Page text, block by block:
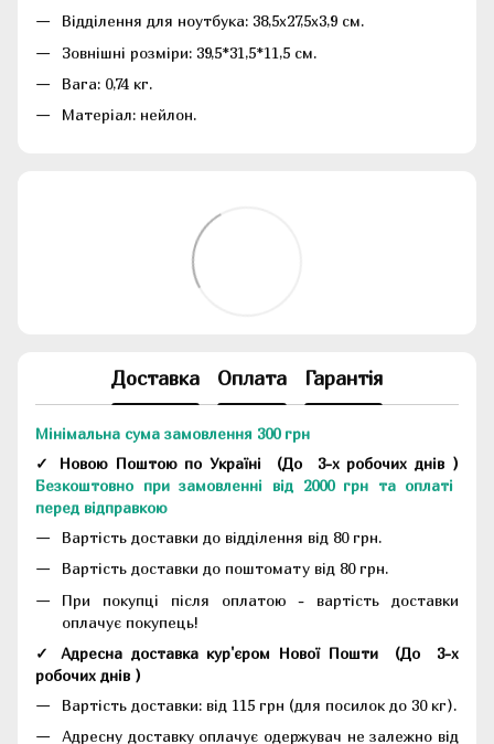
Відділення для ноутбука: 38,5х27,5х3,9 см.
Зовнішні розміри: 39,5*31,5*11,5 см.
Вага: 0,74 кг.
Матеріал: нейлон.
Доставка Оплата Гарантія
Мінімальна сума замовлення 300 грн
✓ Новою Поштою по Україні (До 3-х робочих днів )
Безкоштовно при замовленні від 2000 грн та оплаті
перед відправкою
Вартість доставки до відділення від 80 грн.
Вартість доставки до поштомату від 80 грн.
При покупці після оплатою - вартість доставки
оплачує покупець!
✓ Адресна доставка кур'єром Нової Пошти (До 3-х
робочих днів )
Вартість доставки: від 115 грн (для посилок до 30 кг).
Адресну доставку оплачує одержувач не залежно від